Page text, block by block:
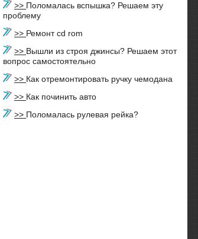
>> Поломалась вспышка? Решаем эту
проблему
>> Ремонт cd rom
>> Вышли из строя джинсы? Решаем этот
вопрос самостоятельно
>> Как отремонтировать ручку чемодана
>> Как починить авто
>> Поломалась рулевая рейка?